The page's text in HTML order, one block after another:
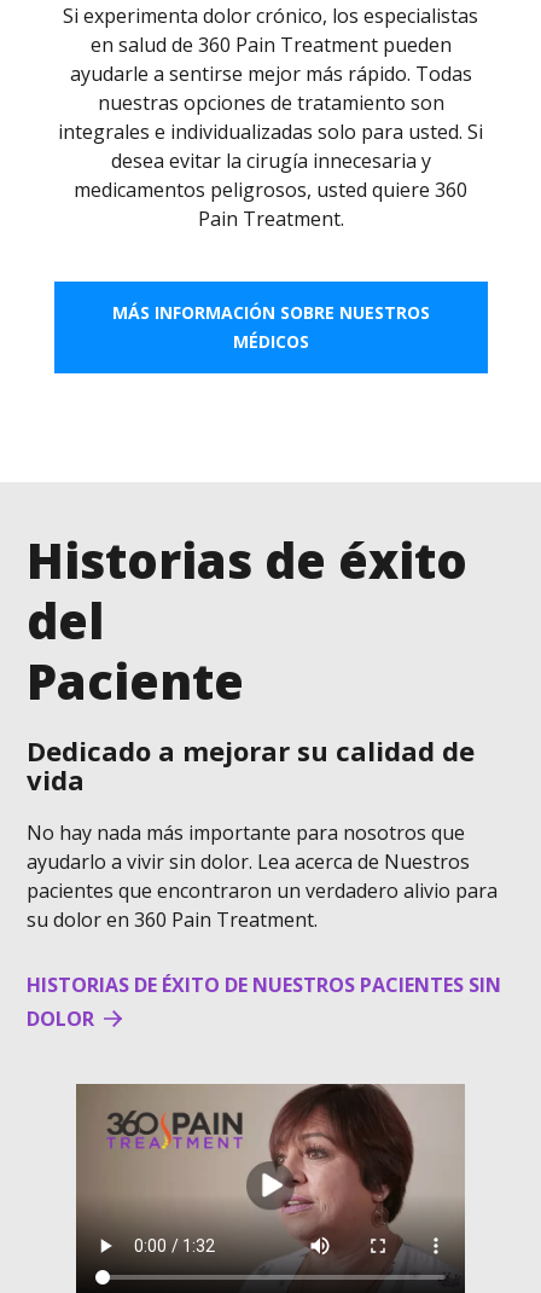
Si experimenta dolor crónico, los especialistas
en salud de 360 Pain Treatment pueden
ayudarle a sentirse mejor más rápido. Todas
nuestras opciones de tratamiento son
integrales e individualizadas solo para usted. Si
desea evitar la cirugía innecesaria y
medicamentos peligrosos, usted quiere 360
Pain Treatment.
MÁS INFORMACIÓN SOBRE NUESTROS
MÉDICOS
Historias de éxito
del
Paciente
Dedicado a mejorar su calidad de
vida
No hay nada más importante para nosotros que
ayudarlo a vivir sin dolor. Lea acerca de Nuestros
pacientes que encontraron un verdadero alivio para
su dolor en 360 Pain Treatment.
HISTORIAS DE ÉXITO DE NUESTROS PACIENTES SIN
DOLOR